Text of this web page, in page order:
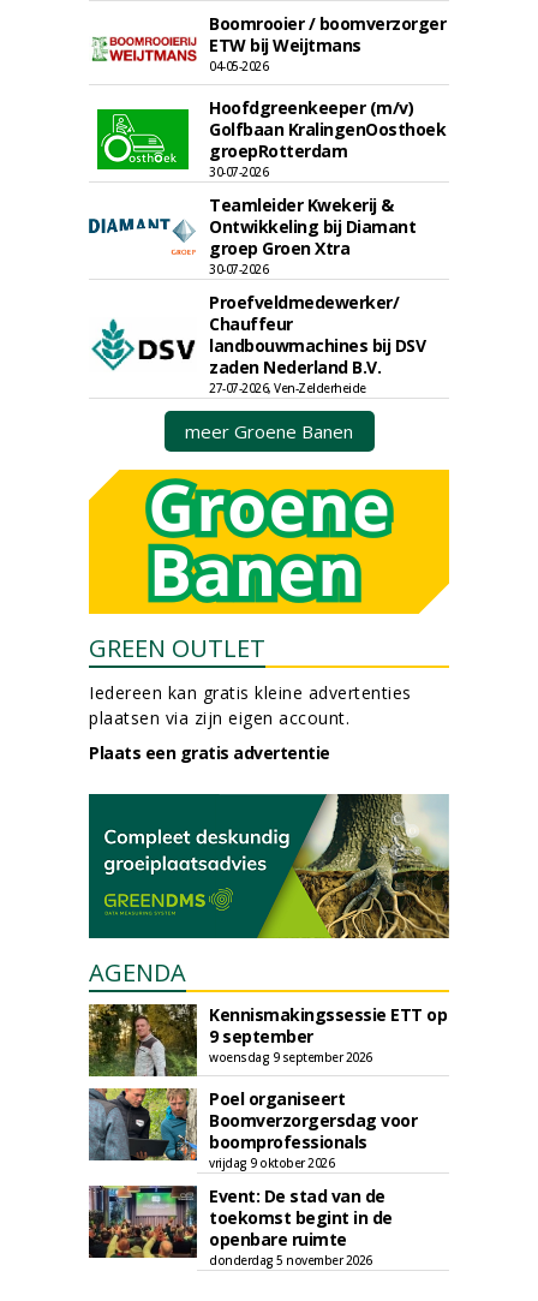
Boomrooier / boomverzorger
ETW bij Weijtmans
04-05-2026
Hoofdgreenkeeper (m/v)
Golfbaan KralingenOosthoek
groepRotterdam
30-07-2026
Teamleider Kwekerij &
Ontwikkeling bij Diamant
groep Groen Xtra
30-07-2026
Proefveldmedewerker/
Chauffeur
landbouwmachines bij DSV
zaden Nederland B.V.
27-07-2026, Ven-Zelderheide
meer Groene Banen
GREEN OUTLET
Iedereen kan gratis kleine advertenties
plaatsen via zijn eigen account.
Plaats een gratis advertentie
AGENDA
Kennismakingssessie ETT op
9 september
woensdag 9 september 2026
Poel organiseert
Boomverzorgersdag voor
boomprofessionals
vrijdag 9 oktober 2026
Event: De stad van de
toekomst begint in de
openbare ruimte
donderdag 5 november 2026